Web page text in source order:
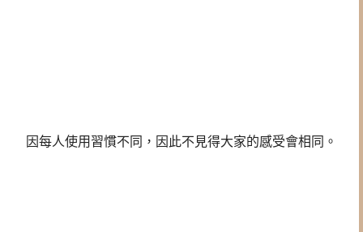
因每人使用習慣不同，因此不見得大家的感受會相同。